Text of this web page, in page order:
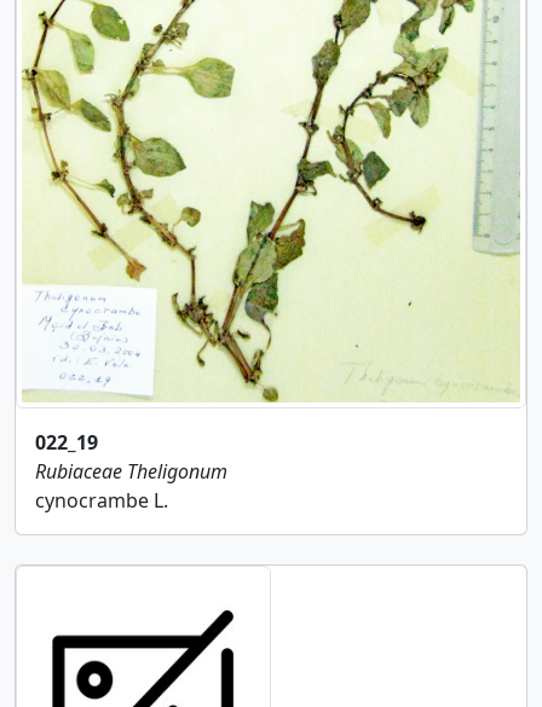
022_19
Rubiaceae Theligonum
cynocrambe L.